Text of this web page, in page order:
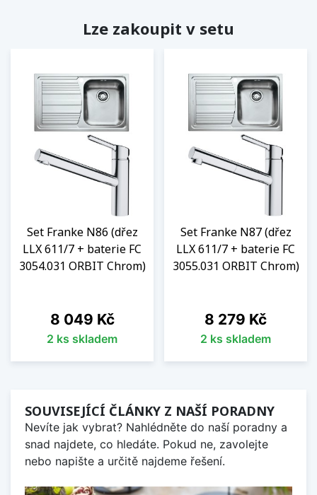
Lze zakoupit v setu
Set Franke N86 (dřez
LLX 611/7 + baterie FC
3054.031 ORBIT Chrom)
Cena
8 049 Kč
2 ks skladem
Set Franke N87 (dřez
LLX 611/7 + baterie FC
3055.031 ORBIT Chrom)
Cena
8 279 Kč
2 ks skladem
SOUVISEJÍCÍ ČLÁNKY Z NAŠÍ PORADNY
Nevíte jak vybrat? Nahlédněte do naší poradny a
snad najdete, co hledáte. Pokud ne, zavolejte
nebo napište a určitě najdeme řešení.